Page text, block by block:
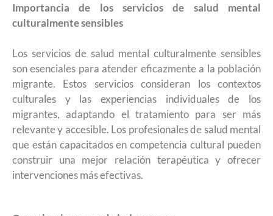
Importancia de los servicios de salud mental
culturalmente sensibles
Los servicios de salud mental culturalmente sensibles
son esenciales para atender eficazmente a la población
migrante. Estos servicios consideran los contextos
culturales y las experiencias individuales de los
migrantes, adaptando el tratamiento para ser más
relevante y accesible. Los profesionales de salud mental
que están capacitados en competencia cultural pueden
construir una mejor relación terapéutica y ofrecer
intervenciones más efectivas.